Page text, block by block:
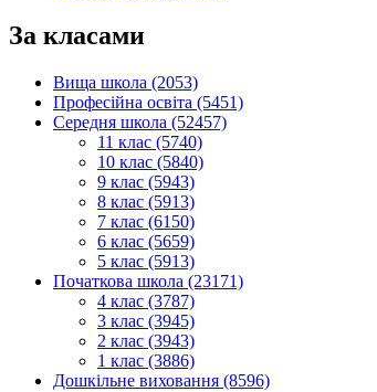
За класами
Вища школа (2053)
Професійна освіта (5451)
Середня школа (52457)
11 клас (5740)
10 клас (5840)
9 клас (5943)
8 клас (5913)
7 клас (6150)
6 клас (5659)
5 клас (5913)
Початкова школа (23171)
4 клас (3787)
3 клас (3945)
2 клас (3943)
1 клас (3886)
Дошкільне виховання (8596)